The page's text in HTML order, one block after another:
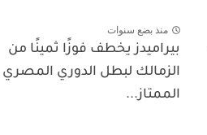
منذ بضع سنوات
بيراميدز يخطف فوزًا ثمينًا من
الزمالك لبطل الدوري المصري
الممتاز...